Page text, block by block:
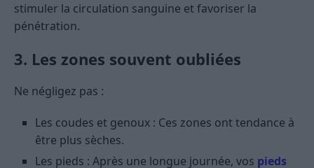
stimuler la circulation sanguine et favoriser la
pénétration.
3. Les zones souvent oubliées
Ne négligez pas :
Les coudes et genoux : Ces zones ont tendance à
être plus sèches.
Les pieds : Après une longue journée, vos pieds